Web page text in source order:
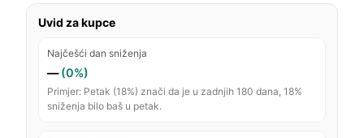
Uvid za kupce
Najčešći dan sniženja
—(0%)
Primjer: Petak (18%) znači da je u zadnjih 180 dana, 18%
sniženja bilo baš u petak.